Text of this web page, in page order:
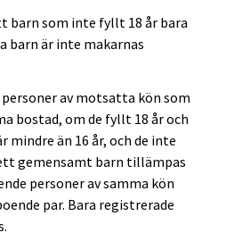
barn som inte fyllt 18 år bara
barn är inte makarnas
av motsatta kön som
bostad, om de fyllt 18 år och
mindre än 16 år, och de inte
gemensamt barn tillämpas
personer av samma kön
par. Bara registrerade